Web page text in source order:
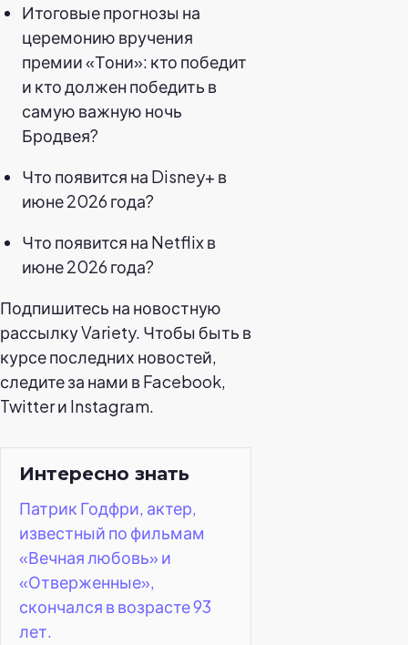
Итоговые прогнозы на
церемонию вручения
премии «Тони»: кто победит
и кто должен победить в
самую важную ночь
Бродвея?
Что появится на Disney+ в
июне 2026 года?
Что появится на Netflix в
июне 2026 года?
Подпишитесь на новостную
рассылку Variety. Чтобы быть в
курсе последних новостей,
следите за нами в Facebook,
Twitter и Instagram.
Интересно знать
Патрик Годфри, актер,
известный по фильмам
«Вечная любовь» и
«Отверженные»,
скончался в возрасте 93
лет.